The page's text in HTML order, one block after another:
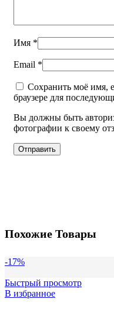
Имя *
Email *
Сохранить моё имя,
браузере для
Вы должны быть
фотографии к своему
Похожие Товары
-17%
Быстрый просмотр
В избранное